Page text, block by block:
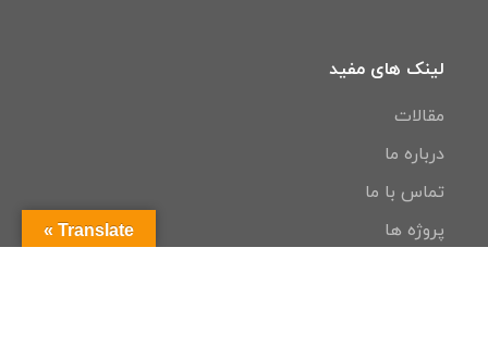
لینک های مفید
مقالات
درباره ما
تماس با ما
پروژه ها
Translate »